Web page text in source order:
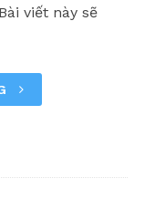
viết này sẽ